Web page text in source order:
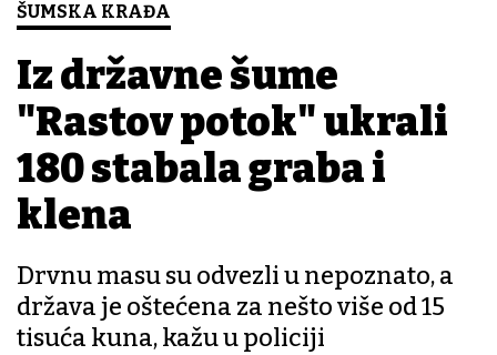
ŠUMSKA KRAĐA
Iz državne šume
"Rastov potok" ukrali
180 stabala graba i
klena
Drvnu masu su odvezli u nepoznato, a
država je oštećena za nešto više od 15
tisuća kuna, kažu u policiji